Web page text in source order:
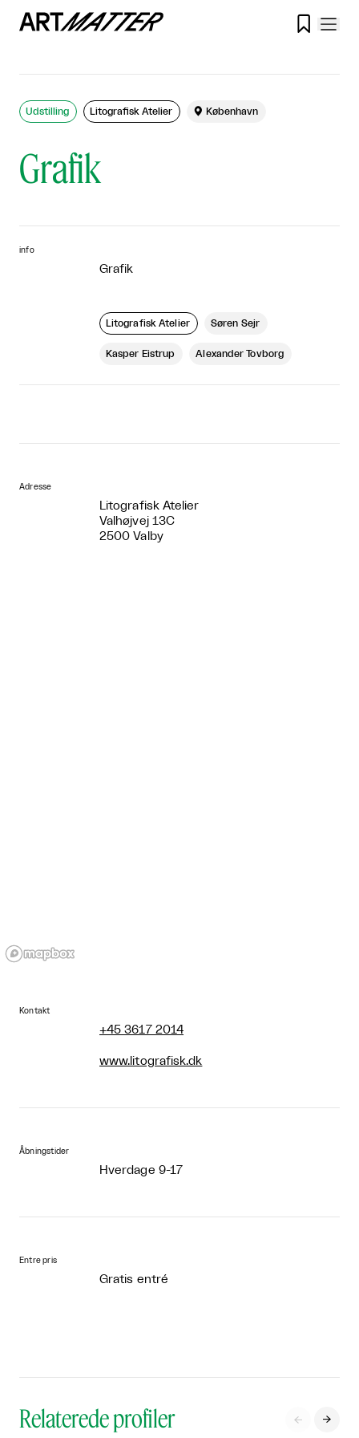

Grafik
Udstilling Litografisk Atelier  København
info
Grafik
Litografisk Atelier Søren Sejr
Kasper Eistrup Alexander Tovborg
Adresse
Litografisk Atelier
Valhøjvej 13C
2500 Valby
Kontakt
+45 3617 2014
www.litografisk.dk
Åbningstider
Hverdage 9-17
Entre pris
Gratis entré
Relaterede profiler  